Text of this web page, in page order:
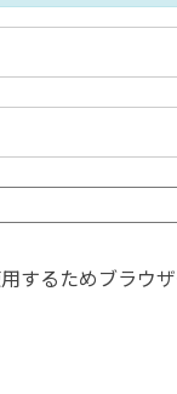
するためブラウ